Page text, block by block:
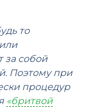
то
за собой
Поэтому при
процедур
«бритвой